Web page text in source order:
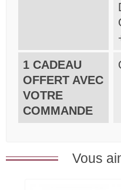
1 CADEAU
OFFERT AVEC
VOTRE
COMMANDE
Vous